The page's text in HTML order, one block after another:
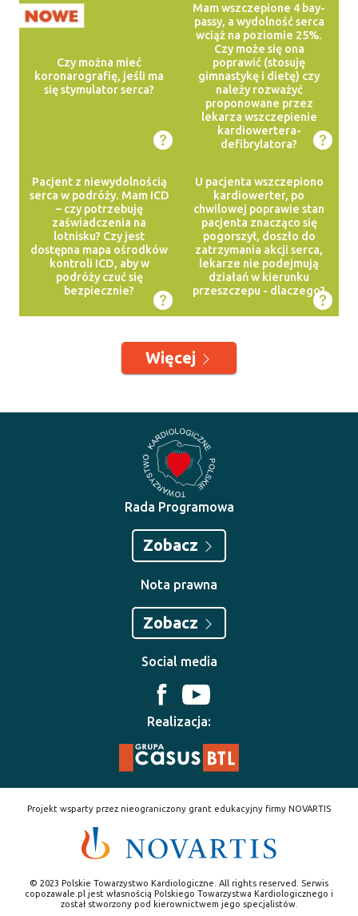
Czy można mieć
koronarografię, jeśli ma
się stymulator serca?
Mam wszczepione 4 bay-
passy, a wydolność serca
wciąż na poziomie 25%.
Czy może się ona
poprawić (stosuję
gimnastykę i dietę) czy
należy rozważyć
proponowane przez
lekarza wszczepienie
kardiowertera-
defibrylatora?
Pacjent z niewydolnością
serca w podróży. Mam ICD
– czy potrzebuję
zaświadczenia na
lotnisku? Czy jest
dostępna mapa ośrodków
kontroli ICD, aby w
podróży czuć się
bezpiecznie?
U pacjenta wszczepiono
kardiowerter, po
chwilowej poprawie stan
pacjenta znacząco się
pogorszył, doszło do
zatrzymania akcji serca,
lekarze nie podejmują
działań w kierunku
przeszczepu - dlaczego?
Więcej
Rada Programowa
Zobacz
Nota prawna
Zobacz
Social media
Realizacja:
Projekt wsparty przez nieograniczony grant edukacyjny firmy NOVARTIS
© 2023 Polskie Towarzystwo Kardiologiczne. All rights reserved. Serwis
copozawale.pl jest własnością Polskiego Towarzystwa Kardiologicznego i
został stworzony pod kierownictwem jego specjalistów.